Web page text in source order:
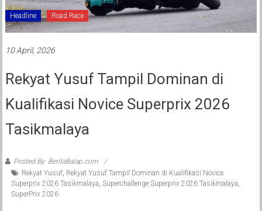
Headline Road Race
10 April, 2026
Rekyat Yusuf Tampil Dominan di
Kualifikasi Novice Superprix 2026
Tasikmalaya
Posted By: BeritaBalap.com
Rekyat Yusuf, Rekyat Yusuf Tampil Dominan di Kualifikasi Novice
Superprix 2026 Tasikmalaya, Superchallenge Superprix 2026 Tasikmalaya,
SuperPrix 2026